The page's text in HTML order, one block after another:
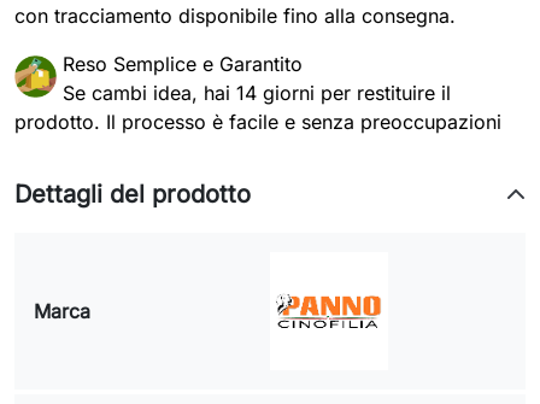
con tracciamento disponibile fino alla consegna.
Reso Semplice e Garantito
Se cambi idea, hai 14 giorni per restituire il
prodotto. Il processo è facile e senza preoccupazioni
Dettagli del prodotto
Marca